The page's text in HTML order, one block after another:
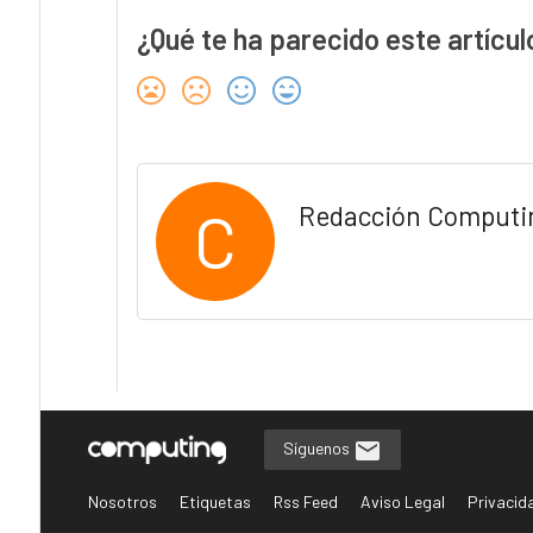
¿Qué te ha parecido este
C Redacción
Síguenos
Nosotros Etiquetas Rss Feed Aviso Legal